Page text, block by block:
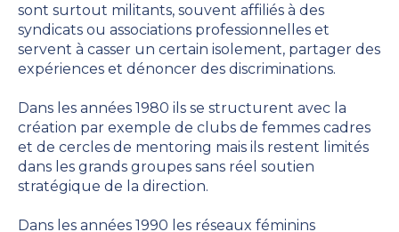
sont surtout militants, souvent affiliés à des
syndicats ou associations professionnelles et
servent à casser un certain isolement, partager des
expériences et dénoncer des discriminations.
Dans les années 1980 ils se structurent avec la
création par exemple de clubs de femmes cadres
et de cercles de mentoring mais ils restent limités
dans les grands groupes sans réel soutien
stratégique de la direction.
Dans les années 1990 les réseaux féminins